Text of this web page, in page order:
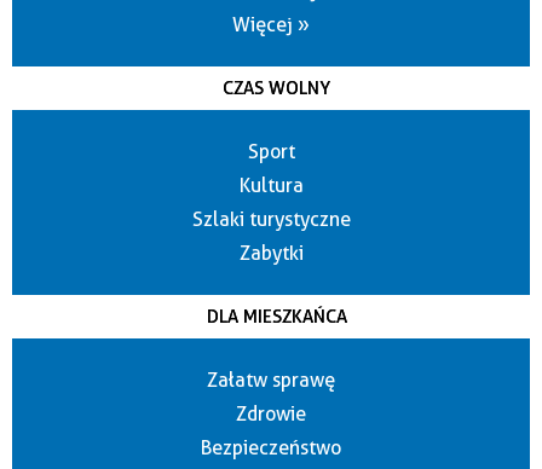
Więcej »
CZAS WOLNY
Sport
Kultura
Szlaki turystyczne
Zabytki
DLA MIESZKAŃCA
Załatw sprawę
Zdrowie
Bezpieczeństwo